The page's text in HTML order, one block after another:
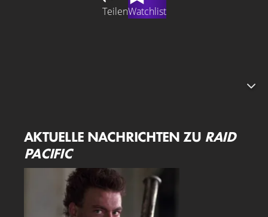
TeilenWatchlist
amerikanisch-französischer U-Boot-Kommandant, mit
vom Feind kontrollierten Gewässer bringen. Ihr Ziel ist es,
einen wichtigen japanischen Außenposten zu zerstören -
einen, der das Gleichgewicht des Krieges verändern
könnte.
AKTUELLE NACHRICHTEN ZU RAID
PACIFIC